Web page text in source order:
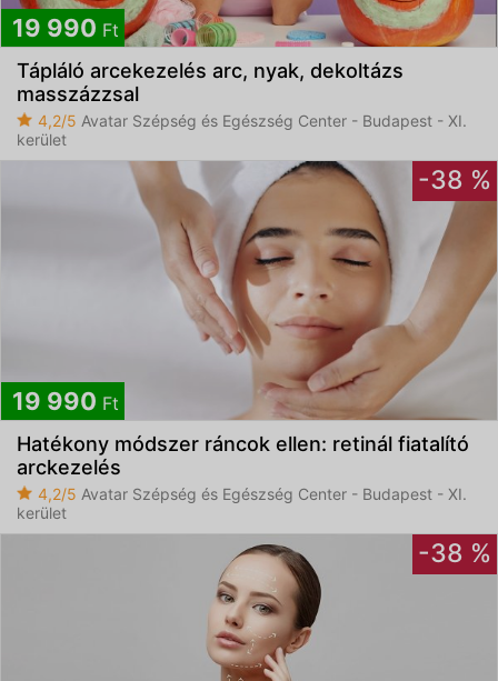
19 990 Ft
Tápláló arcekezelés arc, nyak, dekoltázs
masszázzsal
4,2/5 Avatar Szépség és Egészség Center - Budapest - XI.
kerület
-38 %
19 990 Ft
Hatékony módszer ráncok ellen: retinál fiatalító
arckezelés
4,2/5 Avatar Szépség és Egészség Center - Budapest - XI.
kerület
-38 %